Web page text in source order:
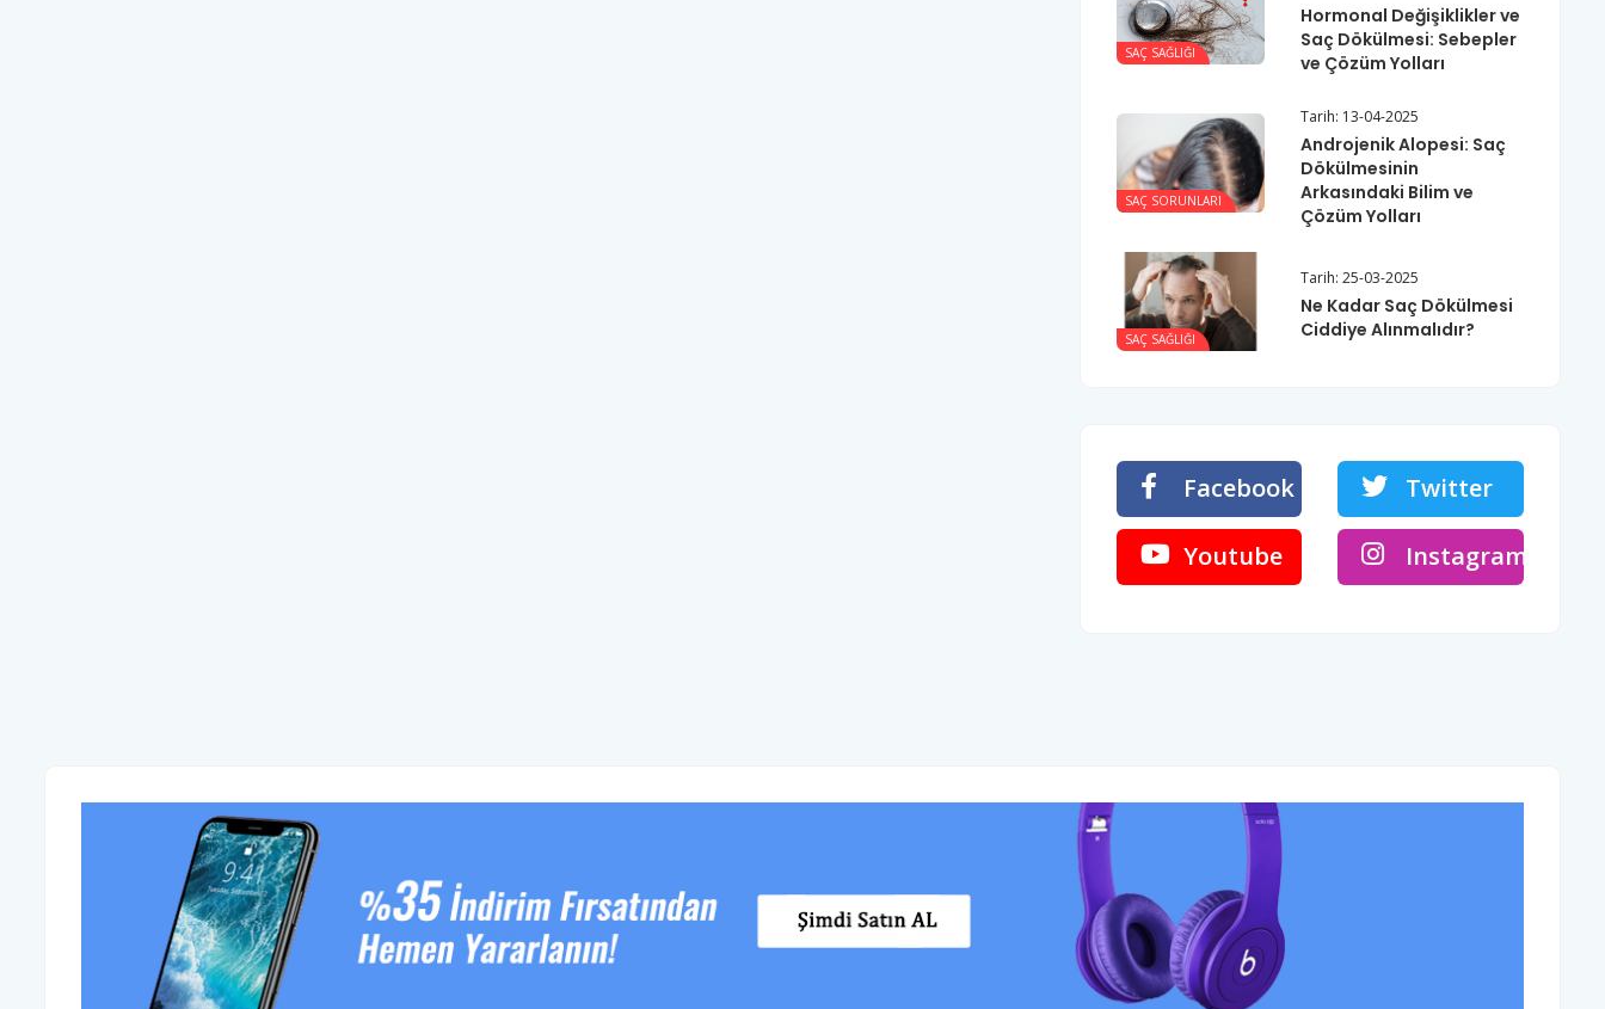
SAÇ SAĞLIĞI
Hormonal Değişiklikler ve
Saç Dökülmesi: Sebepler
ve Çözüm Yolları
SAÇ SORUNLARI
Tarih: 13-04-2025
Androjenik Alopesi: Saç
Dökülmesinin
Arkasındaki Bilim ve
Çözüm Yolları
SAÇ SAĞLIĞI
Tarih: 25-03-2025
Ne Kadar Saç Dökülmesi
Ciddiye Alınmalıdır?
Facebook Twitter
Youtube Instagram